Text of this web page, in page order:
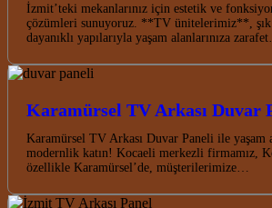
İzmit’teki mekanlarınız için estetik ve
çözümleri sunuyoruz. **TV ünitelerimiz**, şık
dayanıklı yapılarıyla yaşam alanlarınıza
Karamürsel TV Arkası Duvar
Karamürsel TV Arkası Duvar Paneli ile yaşam
modernlik katın! Kocaeli merkezli firmamız,
özellikle Karamürsel’de, müşterilerimize…